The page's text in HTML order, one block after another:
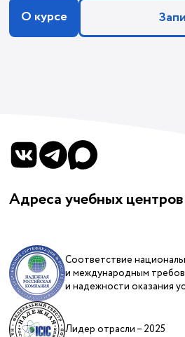
О курсе
Адреса учебных центров
Соответствие
и международным
и надежности оказания
Лидер отрасли – 2025